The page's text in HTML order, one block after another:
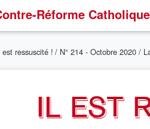
Réforme Catholique
est ressuscité ! / N° 214 - Octobre 2020 /
IL EST